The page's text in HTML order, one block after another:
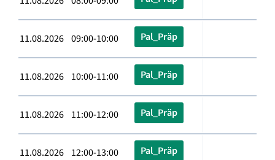
11.08.2026 09:00-10:00 Pal_Präp
11.08.2026 10:00-11:00 Pal_Präp
11.08.2026 11:00-12:00 Pal_Präp
11.08.2026 12:00-13:00 Pal_Präp